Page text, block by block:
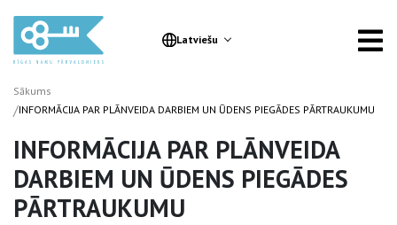
Latviešu
Sākums
/INFORMĀCIJA PAR PLĀNVEIDA DARBIEM UN ŪDENS PIEGĀDES PĀRTRAUKUMU
INFORMĀCIJA PAR PLĀNVEIDA
DARBIEM UN ŪDENS PIEGĀDES
PĀRTRAUKUMU